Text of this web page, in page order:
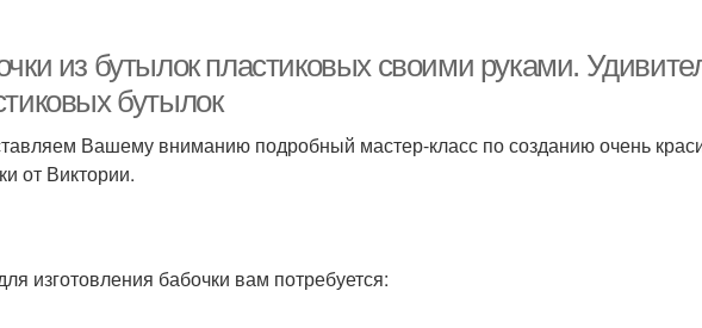
из бутылок пластиковых своими руками.
бутылок
Вашему вниманию подробный мастер-класс по созданию очень
от Виктории.
изготовления бабочки вам потребуется: